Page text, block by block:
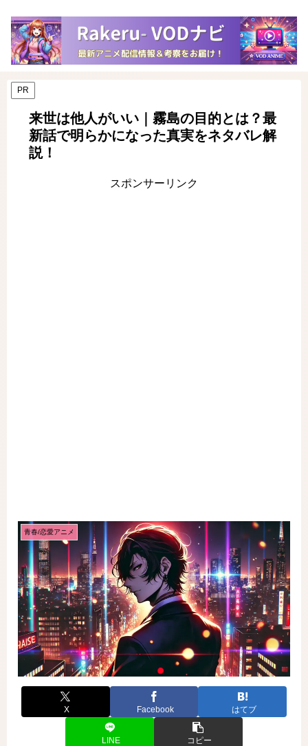
PR
来世は他人がいい｜霧島の目的とは？最
新話で明らかになった真実をネタバレ解
説！
スポンサーリンク
青春/恋愛アニメ
X Facebook はてブ
LINE コピー